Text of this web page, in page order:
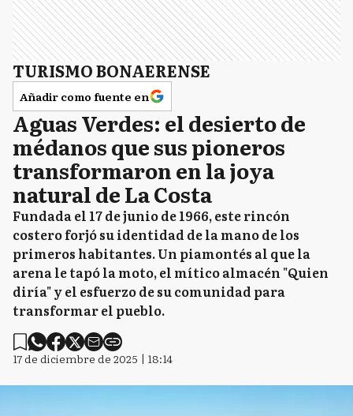
TURISMO BONAERENSE
Añadir como fuente en
Aguas Verdes: el desierto de
médanos que sus pioneros
transformaron en la joya
natural de La Costa
Fundada el 17 de junio de 1966, este rincón
costero forjó su identidad de la mano de los
primeros habitantes. Un piamontés al que la
arena le tapó la moto, el mítico almacén "Quien
diría" y el esfuerzo de su comunidad para
transformar el pueblo.
17 de diciembre de 2025 | 18:14